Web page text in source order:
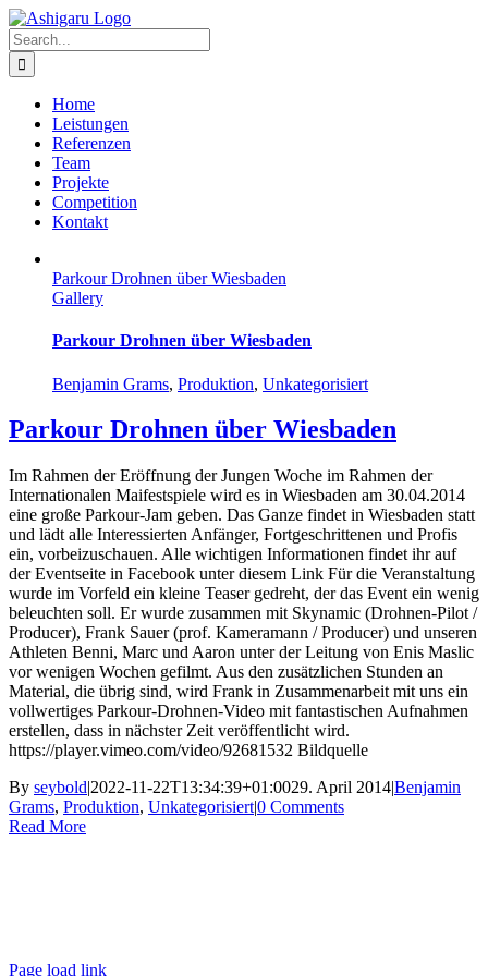
Skip
to
content
Search
for:
Home
Leistungen
Referenzen
Team
Projekte
Competition
Kontakt
Parkour Drohnen über Wiesbaden
Gallery
Parkour Drohnen über Wiesbaden
Benjamin Grams, Produktion, Unkategorisiert
Parkour Drohnen über Wiesbaden
Im Rahmen der Eröffnung der Jungen Woche im Rahmen der
Internationalen Maifestspiele wird es in Wiesbaden am 30.04.2014
eine große Parkour-Jam geben. Das Ganze findet in Wiesbaden statt
und lädt alle Interessierten Anfänger, Fortgeschrittenen und Profis
ein, vorbeizuschauen. Alle wichtigen Informationen findet ihr auf
der Eventseite in Facebook unter diesem Link Für die Veranstaltung
wurde im Vorfeld ein kleine Teaser gedreht, der das Event ein wenig
beleuchten soll. Er wurde zusammen mit Skynamic (Drohnen-Pilot /
Producer), Frank Sauer (prof. Kameramann / Producer) und unseren
Athleten Benni, Marc und Aaron unter der Leitung von Enis Maslic
vor wenigen Wochen gefilmt. Aus den zusätzlichen Stunden an
Material, die übrig sind, wird Frank in Zusammenarbeit mit uns ein
vollwertiges Parkour-Drohnen-Video mit fantastischen Aufnahmen
erstellen, dass in nächster Zeit veröffentlicht wird.
https://player.vimeo.com/video/92681532 Bildquelle
By seybold|2022-11-22T13:34:39+01:0029. April 2014|Benjamin
Grams, Produktion, Unkategorisiert|0 Comments
Read More
Page load link